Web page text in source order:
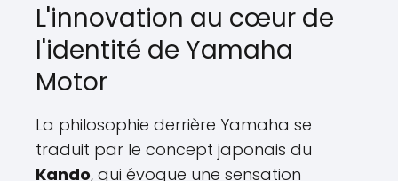
L'innovation au cœur de
l'identité de Yamaha
Motor
La philosophie derrière Yamaha se
traduit par le concept japonais du
Kando, qui évoque une sensation